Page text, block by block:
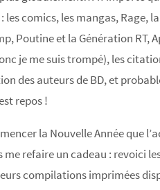
comics, les mangas, Rage,
Poutine et la Génération RT,
je me suis trompé), les
des auteurs de BD, et
repos !
la Nouvelle Année que
me refaire un cadeau : revoici
compilations imprimées